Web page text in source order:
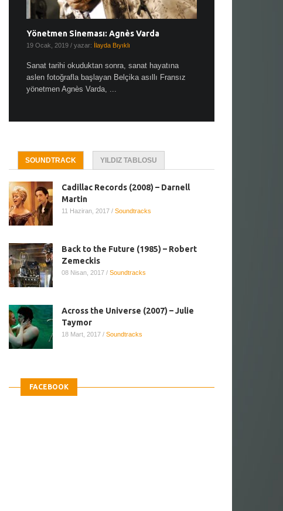
Yönetmen Sineması: Agnès Varda
19 Ocak, 2019 / yazar: İlayda Bıyıklı
Sanat tarihi okuduktan sonra, sanat hayatına
aslen fotoğrafla başlayan Belçika asıllı Fransız
yönetmen Agnès Varda, ...
SOUNDTRACK YILDIZ TABLOSU
Cadillac Records (2008) – Darnell
Martin
11 Haziran, 2017 / Soundtracks
Back to the Future (1985) – Robert
Zemeckis
08 Nisan, 2017 / Soundtracks
Across the Universe (2007) – Julie
Taymor
18 Mart, 2017 / Soundtracks
FACEBOOK